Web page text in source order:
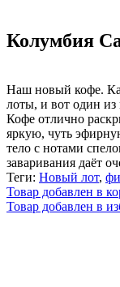
Колумбия
Наш новый кофе.
лоты, и вот один из
Кофе отлично
яркую, чуть
тело с нотами
заваривания даёт
Теги: Новый лот,
Товар добавлен в
Товар добавлен в